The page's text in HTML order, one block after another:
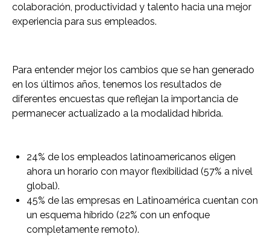
colaboración, productividad y talento hacia una mejor
experiencia para sus empleados.
Para entender mejor los cambios que se han generado
en los últimos años, tenemos los resultados de
diferentes encuestas que reflejan la importancia de
permanecer actualizado a la modalidad híbrida.
24% de los empleados latinoamericanos eligen
ahora un horario con mayor flexibilidad (57% a nivel
global).
45% de las empresas en Latinoamérica cuentan con
un esquema híbrido (22% con un enfoque
completamente remoto).